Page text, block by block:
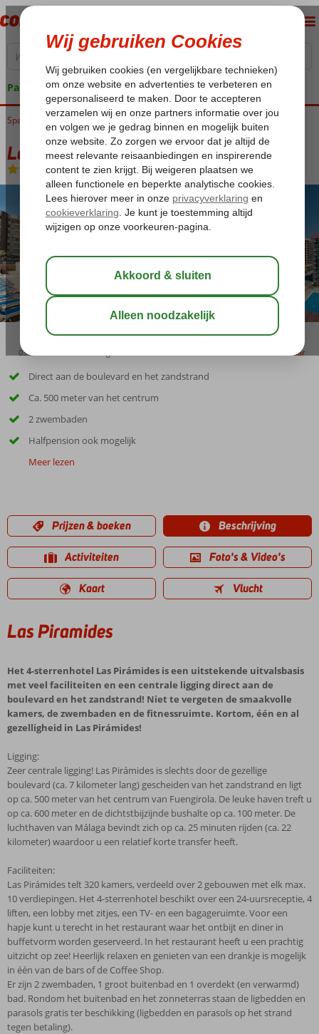
Pakketgarantie
Home
Spanje Costa del Sol Fuengirola Las Piramides
Las Piramides
Logies en ontbijt-Hotel
03:00 bewaar
Direct aan de boulevard en het zandstrand
Ca. 500 meter van het centrum
2 zwembaden
Halfpension ook mogelijk
Meer lezen
Prijzen & boeken Beschrijving
Activiteiten Foto's & Video's
Kaart Vlucht
Las Piramides
Het 4-sterrenhotel Las Pirámides is een uitstekende uitvalsbasis
met veel faciliteiten en een centrale ligging direct aan de
boulevard en het zandstrand! Niet te vergeten de smaakvolle
kamers, de zwembaden en de fitnessruimte. Kortom, één en al
gezelligheid in Las Pirámides!
Ligging:
Zeer centrale ligging! Las Pirámides is slechts door de gezellige
boulevard (ca. 7 kilometer lang) gescheiden van het zandstrand en ligt
op ca. 500 meter van het centrum van Fuengirola. De leuke haven treft u
op ca. 600 meter en de dichtstbijzijnde bushalte op ca. 100 meter. De
luchthaven van Málaga bevindt zich op ca. 25 minuten rijden (ca. 22
kilometer) waardoor u een relatief korte transfer heeft.
Faciliteiten:
Las Pirámides telt 320 kamers, verdeeld over 2 gebouwen met elk max.
10 verdiepingen. Het 4-sterrenhotel beschikt over een 24-uursreceptie, 4
liften, een lobby met zitjes, een TV- en een bagageruimte. Voor een
hapje kunt u terecht in het restaurant waar het ontbijt en diner in
buffetvorm worden geserveerd. In het restaurant heeft u een prachtig
uitzicht op zee! Heerlijk relaxen en genieten van een drankje is mogelijk
in één van de bars of de Coffee Shop.
Er zijn 2 zwembaden, 1 groot buitenbad en 1 overdekt (en verwarmd)
bad. Rondom het buitenbad en het zonneterras staan de ligbedden en
parasols gratis ter beschikking (ligbedden en parasols op het strand
tegen betaling).